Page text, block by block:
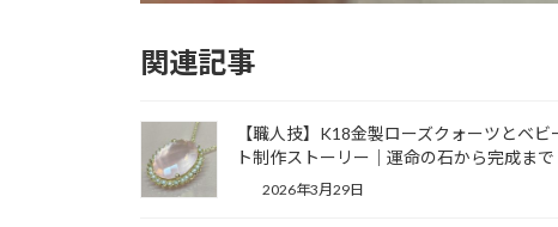
関連記事
【職人技】K18金製ローズクォーツとベ
ト制作ストーリー｜運命の石から完成まで
2026年3月29日